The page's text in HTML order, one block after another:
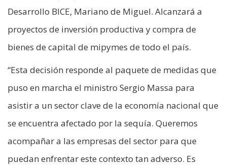
Desarrollo BICE, Mariano de Miguel. Alcanzará a
proyectos de inversión productiva y compra de
bienes de capital de mipymes de todo el país.
“Esta decisión responde al paquete de medidas que
puso en marcha el ministro Sergio Massa para
asistir a un sector clave de la economía nacional que
se encuentra afectado por la sequía. Queremos
acompañar a las empresas del sector para que
puedan enfrentar este contexto tan adverso. Es